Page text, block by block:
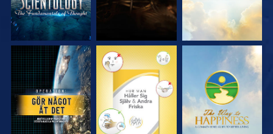
TITTA TITTA TITTA